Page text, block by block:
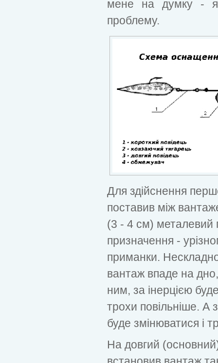
мене на думку -
проблему.
Для здійснення
поставив між
(3 - 4 см) металевий
призначення -
приманки. Нескладно
вантаж впаде на
ним, за інерцією
трохи повільніше. А
буде змінюватися і
На довгий